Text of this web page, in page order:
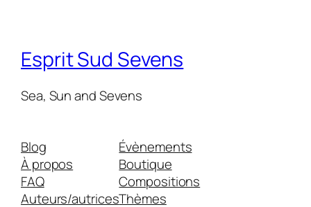
Esprit Sud Sevens
Sea, Sun and Sevens
Blog
À propos
FAQ
Auteurs/autrices
Évènements
Boutique
Compositions
Thèmes